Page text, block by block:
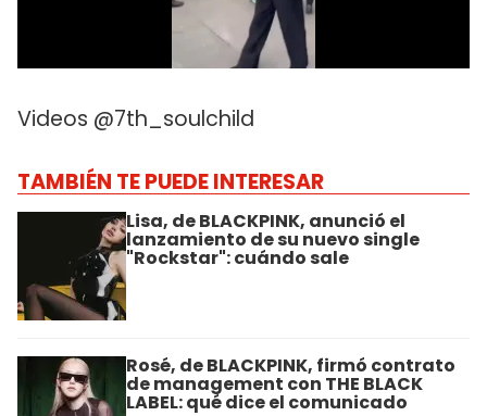
Videos @7th_soulchild
TAMBIÉN TE PUEDE INTERESAR
Lisa, de BLACKPINK, anunció el
lanzamiento de su nuevo single
"Rockstar": cuándo sale
Rosé, de BLACKPINK, firmó contrato
de management con THE BLACK
LABEL: qué dice el comunicado